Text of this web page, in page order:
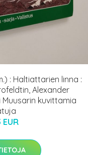
: Haltiattarien linna :
Alexander
kuvittamia
EUR